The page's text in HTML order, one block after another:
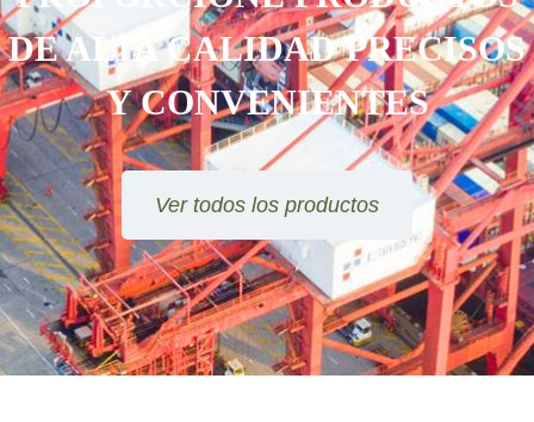
DE ALTA CALIDAD PRECISOS
Y CONVENIENTES
Ver todos los productos